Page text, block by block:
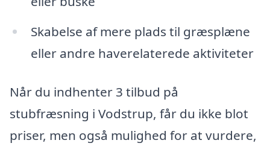
Skabelse af mere plads til græsplæne
eller andre haverelaterede aktiviteter
Når du indhenter 3 tilbud på
stubfræsning i Vodstrup, får du ikke blot
priser, men også mulighed for at vurdere,